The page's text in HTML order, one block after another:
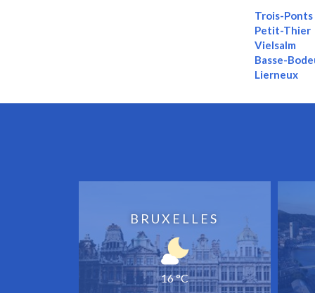
Trois-Ponts
Petit-Thier
Vielsalm
Basse-
Lierneux
BRUXELLES
16 °C